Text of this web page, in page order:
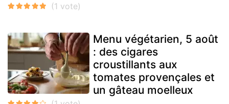
Menu végétarien, 5 août
: des cigares
croustillants aux
tomates provençales et
un gâteau moelleux